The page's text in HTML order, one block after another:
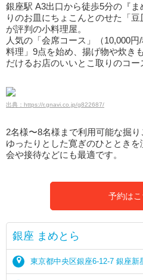
銀座駅 A3出口から徒歩5分の『
りのお皿にちょこんとのせた「豆
が評判の小料理屋。
人気の「会席コース」（10,000
料理」9点を始め、揚げ物や炊き
だけるお店のいいとこ取りのコー
出典：https://r.gnavi.co.jp/g822687/
2名様〜8名様まで利用可能な掘り
ゆったりとした寛ぎのひととき
会や接待などにも最適です。
予約はこ
銀座 まめとら
東京都中央区銀座6-12-7 銀座新